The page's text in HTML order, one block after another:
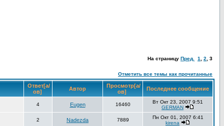
На страницу Пред. 1 2 3
Отметить все темы как прочитанные
Ответ[а/
ов]
Автор
Просмотр[а/
ов]
Последнее сообщение
4 Eugen 16460
Вт Окт 23, 2007 9:51
GERMAN
2 Nadezda 7889
Пн Окт 01, 2007 6:41
kirena